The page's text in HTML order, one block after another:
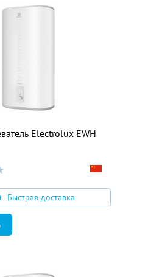
Electrolux EWH
Быстрая доставка